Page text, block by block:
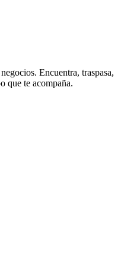
Encuentra, traspasa,
que te acompaña.